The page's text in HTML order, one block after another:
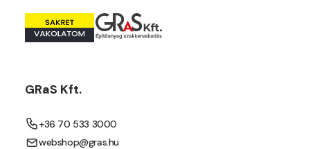
GRaS Kft.
+36 70 533 3000
webshop@gras.hu